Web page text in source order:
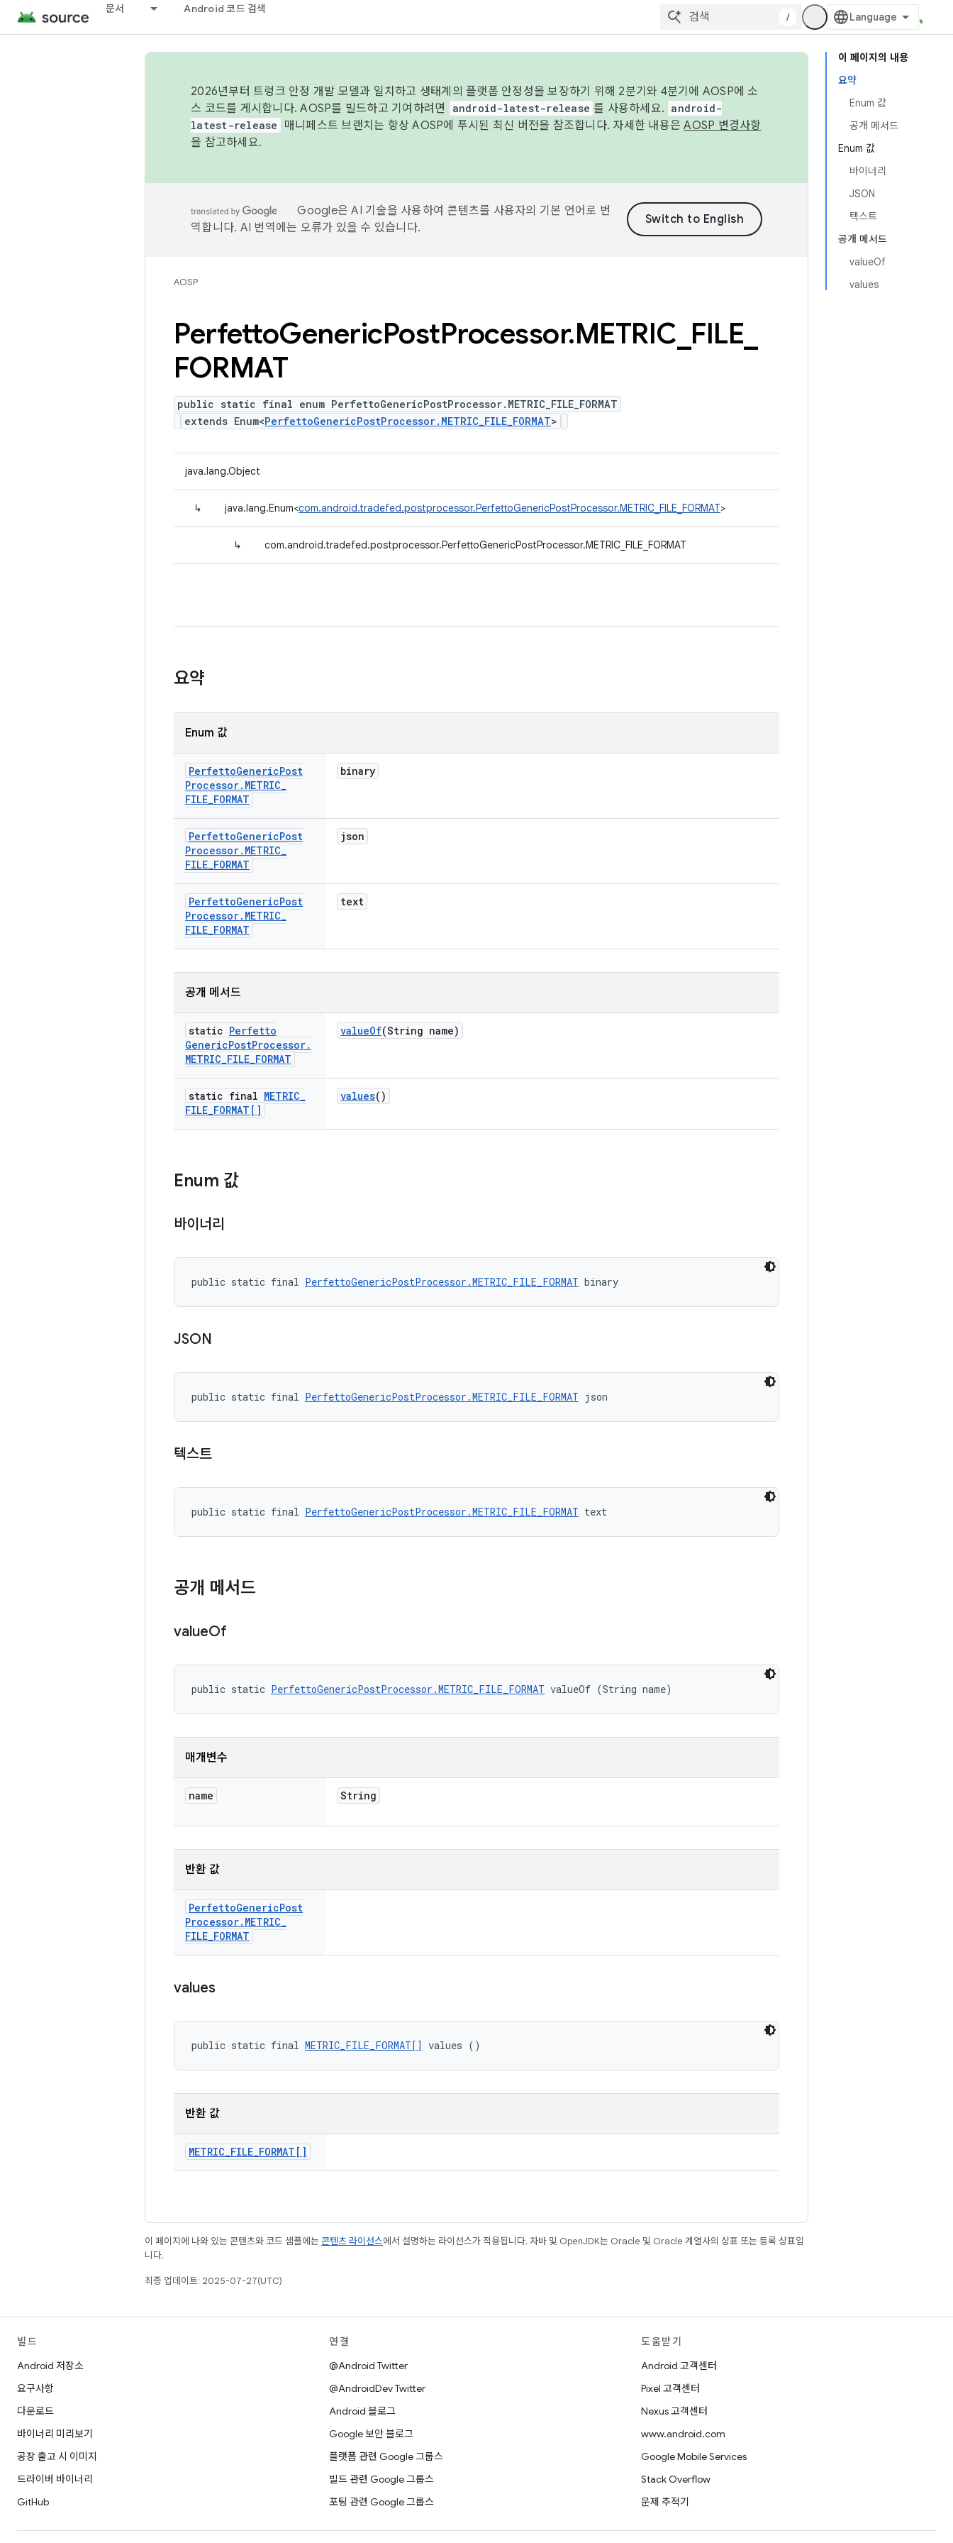
문서 Android 코드 검색
/
이 페이지의 내용
요약
Enum 값
공개 메서드
Enum 값
바이너리
JSON
텍스트
공개 메서드
valueOf
values
2026년부터 트렁크 안정 개발 모델과 일치하고 생태계의 플랫폼 안정성을 보장하기 위해 2분기와 4분기에 AOSP에 소
스 코드를 게시합니다. AOSP를 빌드하고 기여하려면
android-latest-release 를 사용하세요. android-
latest-release
매니페스트 브랜치는 항상 AOSP에 푸시된 최신 버전을 참조합니다. 자세한 내용은AOSP 변경사항
을 참고하세요.
Google은 AI 기술을 사용하여 콘텐츠를 사용자의 기본 언어로 번
역합니다. AI 번역에는 오류가 있을 수 있습니다.
AOSP
PerfettoGenericPostProcessor.METRIC FILE
FORMAT
public static final enum PerfettoGenericPostProcessor.METRIC_FILE_FORMAT
extends Enum<PerfettoGenericPostProcessor.METRIC_FILE_FORMAT>
java.lang.Object
↳ java.lang.Enum<com.android.tradefed.postprocessor.PerfettoGenericPostProcessor.METRIC_FILE_FORMAT>
↳ com.android.tradefed.postprocessor.PerfettoGenericPostProcessor.METRIC_FILE_FORMAT
요약
Enum 값
PerfettoGenericPost
Processor. METRIC_
FILE_FORMAT
binary
PerfettoGenericPost
Processor. METRIC_
FILE_FORMAT
json
PerfettoGenericPost
Processor. METRIC_
FILE_FORMAT
text
공개 메서드
static Perfetto
GenericPostProcessor.
METRIC_FILE_FORMAT
valueOf(String name)
static final METRIC_
FILE_FORMAT[]
values()
Enum 값
바이너리
public static final PerfettoGenericPostProcessor.METRIC_FILE_FORMAT binary
JSON
public static final PerfettoGenericPostProcessor.METRIC_FILE_FORMAT json
텍스트
public static final PerfettoGenericPostProcessor.METRIC_FILE_FORMAT text
공개 메서드
valueOf
public static PerfettoGenericPostProcessor.METRIC_FILE_FORMAT valueOf (String name)
매개변수
name String
반환 값
PerfettoGenericPost
Processor. METRIC_
FILE_FORMAT
values
public static final METRIC_FILE_FORMAT[] values ()
반환 값
METRIC_FILE_FORMAT[]
이 페이지에 나와 있는 콘텐츠와 코드 샘플에는 콘텐츠 라이선스에서 설명하는 라이선스가 적용됩니다. 자바 및 OpenJDK는 Oracle 및 Oracle 계열사의 상표 또는 등록 상표입
니다.
최종 업데이트: 2025-07-27(UTC)
빌드
Android 저장소
요구사항
다운로드
바이너리 미리보기
공장 출고 시 이미지
드라이버 바이너리
GitHub
연결
@Android Twitter
@AndroidDev Twitter
Android 블로그
Google 보안 블로그
플랫폼 관련 Google 그룹스
빌드 관련 Google 그룹스
포팅 관련 Google 그룹스
도움받기
Android 고객센터
Pixel 고객센터
Nexus 고객센터
www.android.com
Google Mobile Services
Stack Overflow
문제 추적기